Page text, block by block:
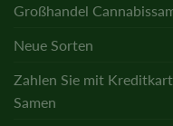
Großhandel
Neue Sorten
Zahlen Sie mit
Samen